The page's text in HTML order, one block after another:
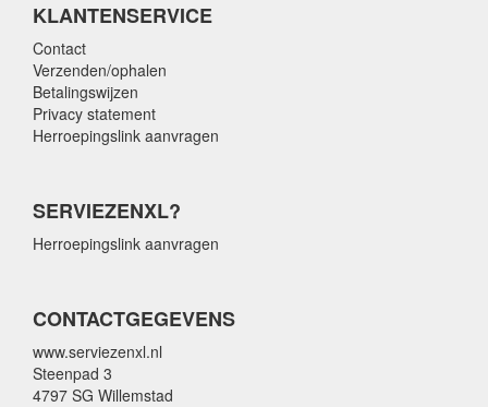
KLANTENSERVICE
Contact
Verzenden/ophalen
Betalingswijzen
Privacy statement
Herroepingslink aanvragen
SERVIEZENXL?
Herroepingslink aanvragen
CONTACTGEGEVENS
www.serviezenxl.nl
Steenpad 3
4797 SG Willemstad